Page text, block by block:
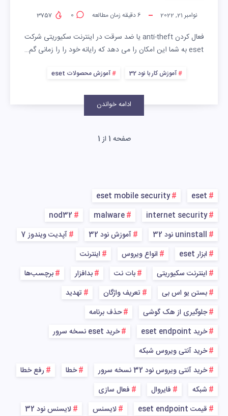
نوامبر 21, 2022 6دقیقه زمان مطالعه 0
فعال کردن anti-theft یا ضد سرقت در اینترنت سکیوریتی شرکت
eset به شما این امکان را می دهد که رایانه خود را را زمانی گم…
آموزش کار با نود 32 آموزش محصولات eset
ادامه خواندن
صفحه 1 از 1
eset
eset mobile security
internet security
malware
nod32
uninstall نود 32
آموزش نود 32
آپدیت ویندوز 7
ابزار eset
انواع ویروس
اینترنت
اینترنت سکیوریتی
بات نت بدافزار
برچسب‌ها
بستن یو اس بی
تعریف واژگان
تهدید
جلوگیری از هک گوشی
حذف برنامه
خرید eset endpoint
خرید eset نسخه سرور
خرید آنتی ویروس شبکه
خرید آنتی ویروس نود 32 نسخه سرور
خطا
رفع خطا
شبکه
فایروال
فعال سازی
قیمت eset endpoint
لایسنس لایسنس نود 32